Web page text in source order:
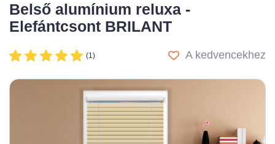
Belső alumínium reluxa -
Elefántcsont BRILANT
(1) A kedvencekhez